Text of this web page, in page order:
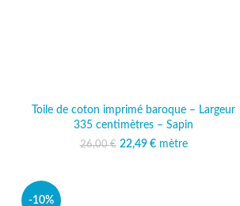
Toile de coton imprimé baroque – Largeur
335 centimètres – Sapin
26,00€
Le prix initial était :
22,49 € Le prix actuel est :
mètre
-10%